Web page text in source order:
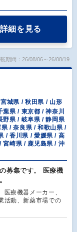
詳細を見る
期間：26/08/06～26/08/19
城県 / 秋田県 / 山形
県 / 東京都 / 神奈川
野県 / 岐阜県 / 静岡県
/ 奈良県 / 和歌山県 /
/ 香川県 / 愛媛県 / 高
宮崎県 / 鹿児島県 / 沖
募集です。 医療機
療機器メーカー、
活動、新薬市場での